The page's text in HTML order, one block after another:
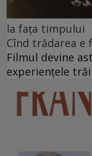
la fața timpului
Cînd trădarea e
Filmul devine
experiențele